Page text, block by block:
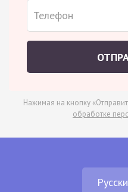
Нажимая на кнопку
обработке